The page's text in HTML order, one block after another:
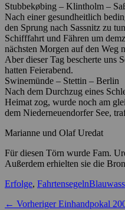
Stubbekøbing – Klintholm –
Nach einer gesundheitlich
den Sprung nach Sassnitz zu
Schifffahrt und Fähren um
nächsten Morgen auf den Weg
Aber dieser Tag bescherte uns
hatten Feierabend.
Swinemünde – Stettin – Berlin
Nach dem Durchzug eines
Heimat zog, wurde noch am
dem Niederneuendorfer See,
Marianne und Olaf Uredat
Für diesen Törn wurde Fam.
Außerdem erhielten sie die
Kategorien
Erfolge, Fahrtensegeln
Beitragsnavigation
← Vorheriger Vorheriger
Einhandpokal